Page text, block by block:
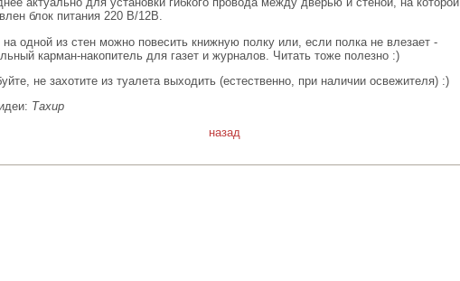
блок питания 220 В/12В.
одной из стен можно повесить книжную полку или, если полка не влезает -
карман-накопитель для газет и журналов. Читать тоже полезно :)
не захотите из туалета выходить (естественно, при наличии освежителя) :)
Тахир
назад